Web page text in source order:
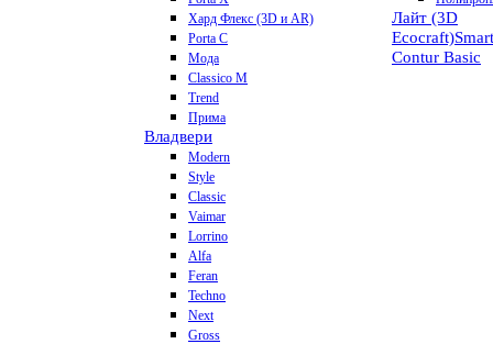
Хард Флекс (3D и AR)
Porta C
Мода
Classico M
Trend
Прима
Владвери
Modern
Style
Classic
Vaimar
Lorrino
Alfa
Feran
Techno
Next
Gross
Лайт (3D
Ecocraft)Smart
Contur Basic